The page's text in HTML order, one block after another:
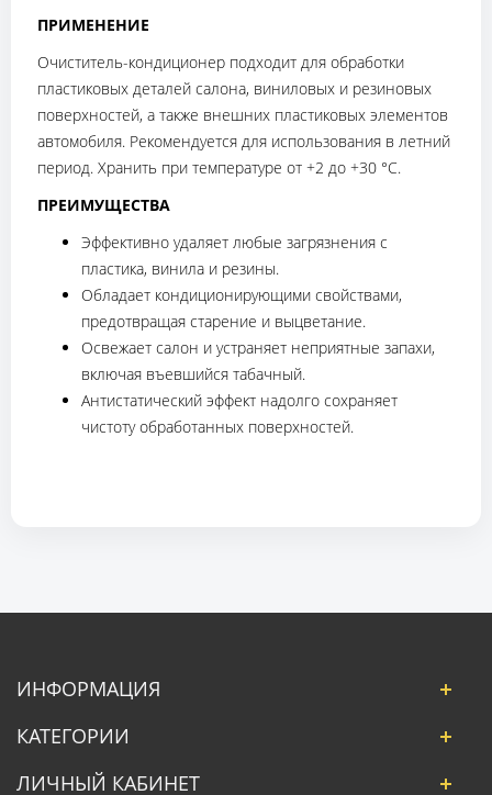
ПРИМЕНЕНИЕ
Очиститель-кондиционер подходит для обработки
пластиковых деталей салона, виниловых и резиновых
поверхностей, а также внешних пластиковых элементов
автомобиля. Рекомендуется для использования в летний
период. Хранить при температуре от +2 до +30 °C.
ПРЕИМУЩЕСТВА
Эффективно удаляет любые загрязнения с
пластика, винила и резины.
Обладает кондиционирующими свойствами,
предотвращая старение и выцветание.
Освежает салон и устраняет неприятные запахи,
включая въевшийся табачный.
Антистатический эффект надолго сохраняет
чистоту обработанных поверхностей.
ИНФОРМАЦИЯ
КАТЕГОРИИ
ЛИЧНЫЙ КАБИНЕТ